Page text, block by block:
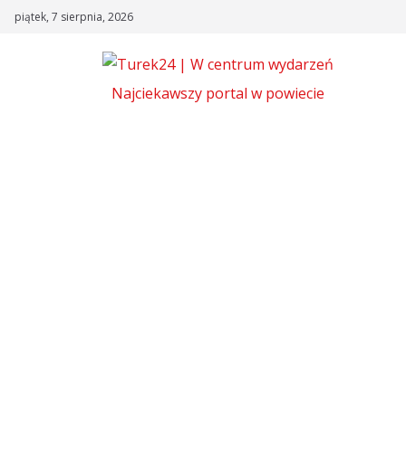
Skippiątek, 7 sierpnia, 2026
Najciekawszy portal w powiecie